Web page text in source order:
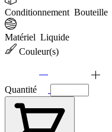
Conditionnement Bouteille
Matériel Liquide
Couleur(s)
Quantité